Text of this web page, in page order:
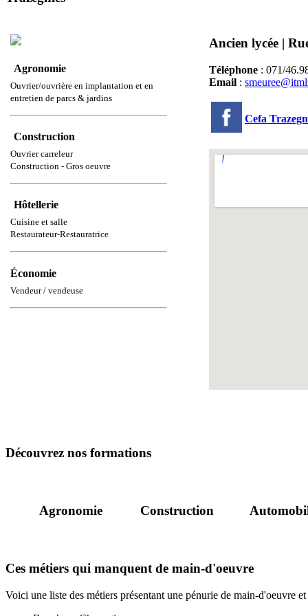
Agronomie
Ouvrier/ouvrière en implantation et en
entretien de parcs & jardins
Construction
Ouvrier carreleur
Construction - Gros oeuvre
Hôtellerie
Cuisine et salle
Restaurateur-Restauratrice
Économie
Vendeur / vendeuse
Ancien lycée |
Téléphone : 071/
Email :
Cefa
Découvrez nos formations
Agronomie Construction
Ces métiers qui manquent de main-d'oeuvre
Voici une liste des métiers présentant une pénurie de main-d'oeuvre